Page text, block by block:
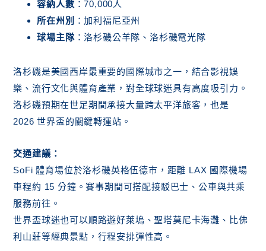
容納人數 ：70,000人
所在州別
：加利福尼亞州
球場主隊：洛杉磯公羊隊、洛杉磯電光隊
洛杉磯是美國西岸最重要的國際城市之一，結合影視娛
樂、流行文化與體育產業，對全球球迷具有高度吸引力。
洛杉磯預期在世足期間承接大量跨太平洋旅客，也是
2026 世界盃的關鍵轉運站。
交通建議：
SoFi 體育場位於洛杉磯英格伍德市，距離 LAX 國際機場
車程約 15 分鐘。賽事期間可搭配接駁巴士、公車與共乘
服務前往。
世界盃球迷也可以順路遊好萊塢、聖塔莫尼卡海灘、比佛
利山莊等經典景點，行程安排彈性高。